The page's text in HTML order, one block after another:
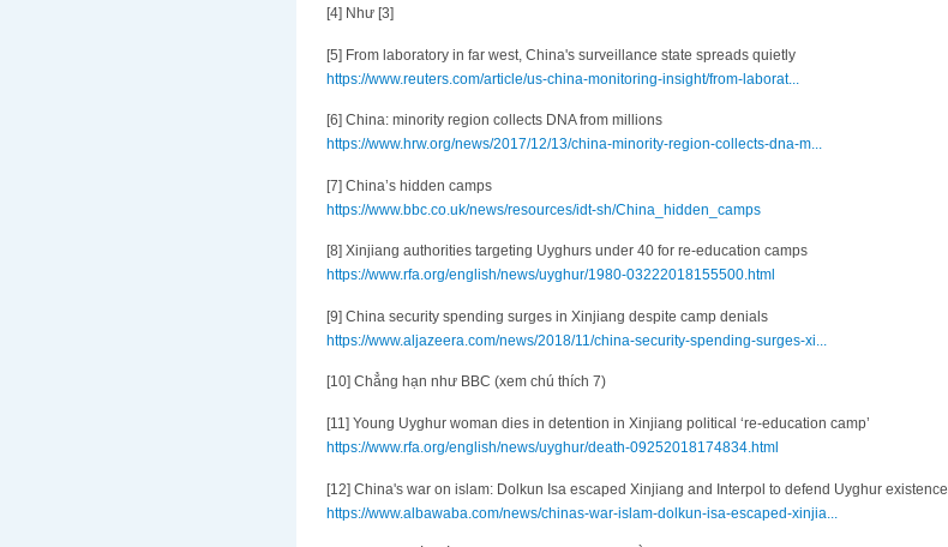
[4] Như [3]
[5] From laboratory in far west, China's surveillance state spreads quietly
https://www.reuters.com/article/us-china-monitoring-insight/from-laborat...
[6] China: minority region collects DNA from millions
https://www.hrw.org/news/2017/12/13/china-minority-region-collects-dna-m...
[7] China’s hidden camps
https://www.bbc.co.uk/news/resources/idt-sh/China_hidden_camps
[8] Xinjiang authorities targeting Uyghurs under 40 for re-education camps
https://www.rfa.org/english/news/uyghur/1980-03222018155500.html
[9] China security spending surges in Xinjiang despite camp denials
https://www.aljazeera.com/news/2018/11/china-security-spending-surges-xi...
[10] Chẳng hạn như BBC (xem chú thích 7)
[11] Young Uyghur woman dies in detention in Xinjiang political ‘re-education camp’
https://www.rfa.org/english/news/uyghur/death-09252018174834.html
[12] China's war on islam: Dolkun Isa escaped Xinjiang and Interpol to defend Uyghur existence
https://www.albawaba.com/news/chinas-war-islam-dolkun-isa-escaped-xinjia...